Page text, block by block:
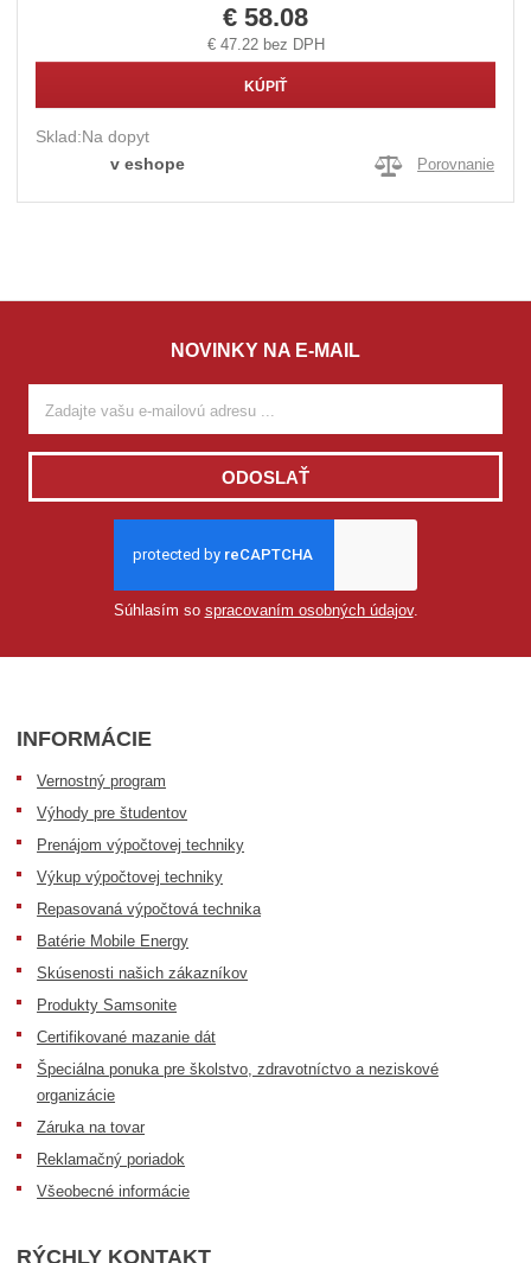
€ 58.08
€ 47.22 bez DPH
KÚPIŤ
Sklad:Na dopyt
v eshope
Porovnanie
NOVINKY NA E-MAIL
ODOSLAŤ
Súhlasím so spracovaním osobných údajov.
INFORMÁCIE
Vernostný program
Výhody pre študentov
Prenájom výpočtovej techniky
Výkup výpočtovej techniky
Repasovaná výpočtová technika
Batérie Mobile Energy
Skúsenosti našich zákazníkov
Produkty Samsonite
Certifikované mazanie dát
Špeciálna ponuka pre školstvo, zdravotníctvo a neziskové
organizácie
Záruka na tovar
Reklamačný poriadok
Všeobecné informácie
RÝCHLY KONTAKT